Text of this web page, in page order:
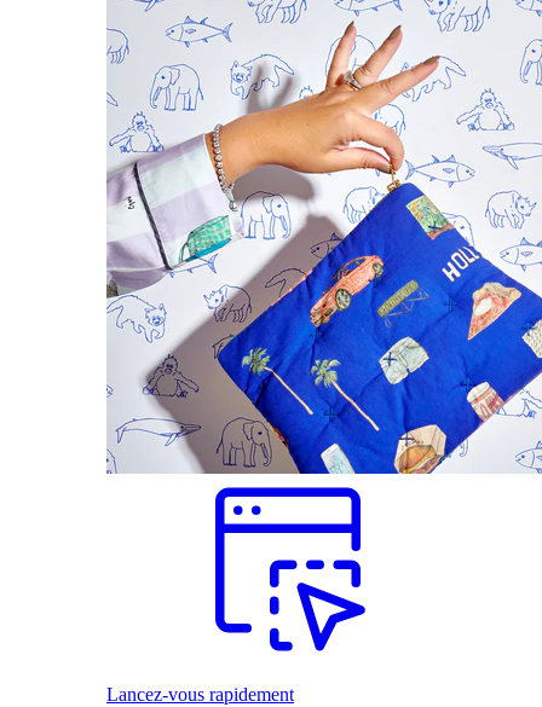
Lancez-vous rapidement